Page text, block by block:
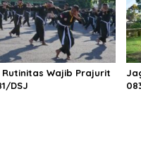
Rutinitas Wajib Prajurit
DSJ